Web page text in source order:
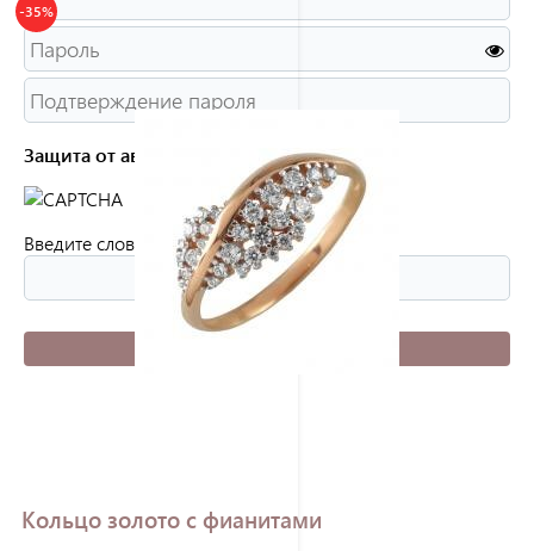
-35%
Кольцо золото с фианитами
Защита от автоматической регистрации
Введите слово на картинке:*